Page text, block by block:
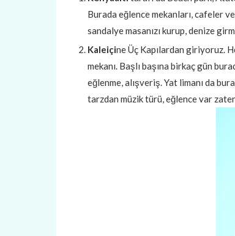
Burada eğlence mekanları, cafeler
sandalye masanızı kurup, denize
Kaleiçine Üç Kapılardan giriyoruz.
mekanı. Başlı başına birkaç gün
eğlenme, alışveriş. Yat limanı da
tarzdan müzik türü, eğlence var